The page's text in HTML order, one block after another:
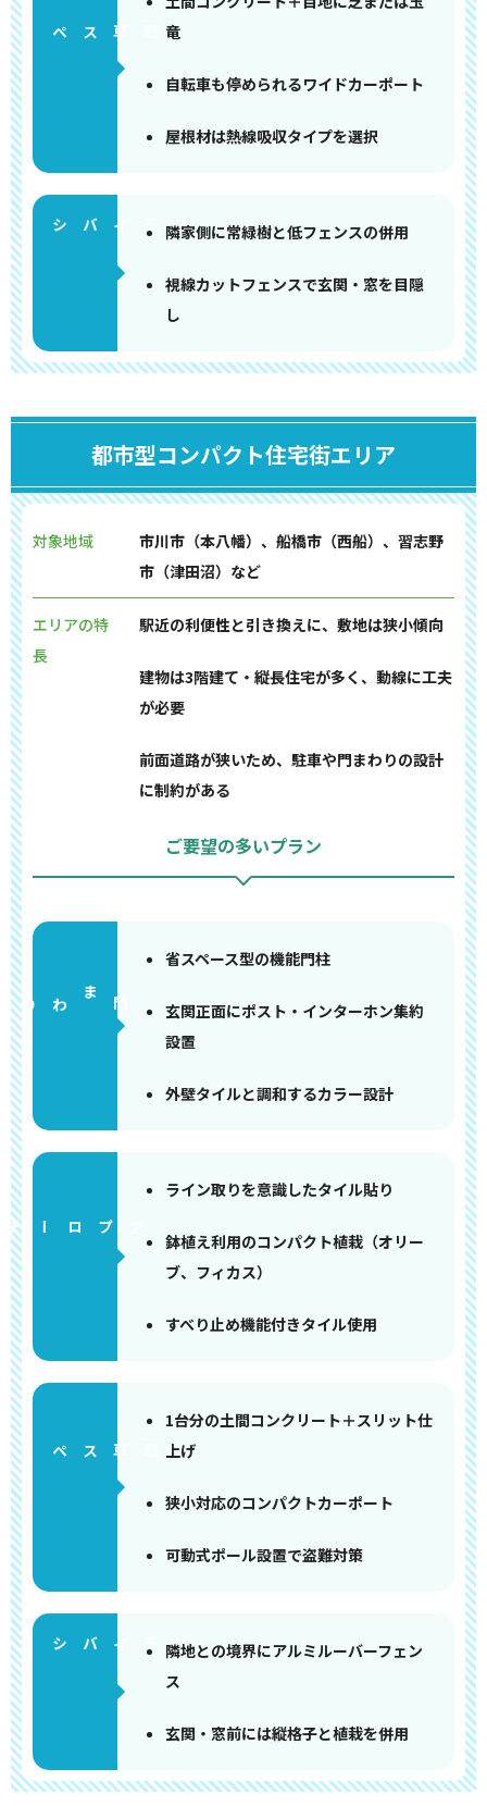
竜
自転車も停められるワイドカーポート
屋根材は熱線吸収タイプを選択
隣家側に常緑樹と低フェンスの併用
視線カットフェンスで玄関・窓を目隠
し
都市型コンパクト住宅街エリア
対象地域
市川市（本八幡）、船橋市（西船）、習志野
市（津田沼）など
エリアの特
長
駅近の利便性と引き換えに、敷地は狭小傾向
建物は3階建て・縦長住宅が多く、動線に工夫
が必要
前面道路が狭いため、駐車や門まわりの設計
に制約がある
ご要望の多いプラン
門まわり
省スペース型の機能門柱
玄関正面にポスト・インターホン集約
設置
外壁タイルと調和するカラー設計
アプローチ
ライン取りを意識したタイル貼り
鉢植え利用のコンパクト植栽（オリー
ブ、フィカス）
すべり止め機能付きタイル使用
1台分の土間コンクリート＋スリット仕
上げ
狭小対応のコンパクトカーポート
可動式ポール設置で盗難対策
隣地との境界にアルミルーバーフェン
ス
玄関・窓前には縦格子と植栽を併用